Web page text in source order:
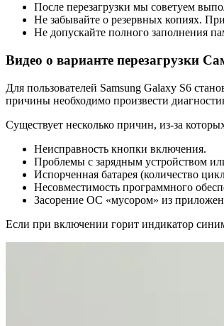
После перезагрузки мы советуем
Не забывайте о резервных копиях.
Не допускайте полного заполнения
Видео о варианте перезагрузки
Для пользователей Samsung Galaxy S6
причины необходимо произвести
Существует несколько причин, из-за
Неисправность кнопки включения.
Проблемы с зарядным устройством
Испорченная батарея (количество
Несовместимость программного
Засорение ОС «мусором» из
Если при включении горит индикатор